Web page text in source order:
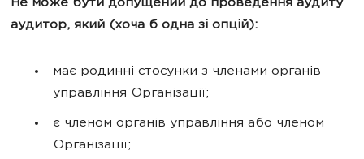
Не може бути допущений до проведення аудиту
аудитор, який (хоча б одна зі опцій):
має родинні стосунки з членами органів
управління Організації;
є членом органів управління або членом
Організації;